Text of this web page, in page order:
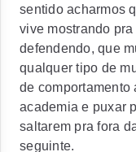
sentido acharmos
vive mostrando
defendendo, que
qualquer tipo de
de comportamento
academia e puxar
saltarem pra fora
seguinte.